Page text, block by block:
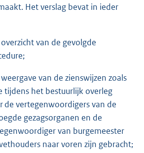
Het verslag bevat in ieder
van de gevolgde
van de zienswijzen zoals
tijdens het bestuurlijk overleg
de vertegenwoordigers van de
gezagsorganen en de
van burgemeester
naar voren zijn gebracht;